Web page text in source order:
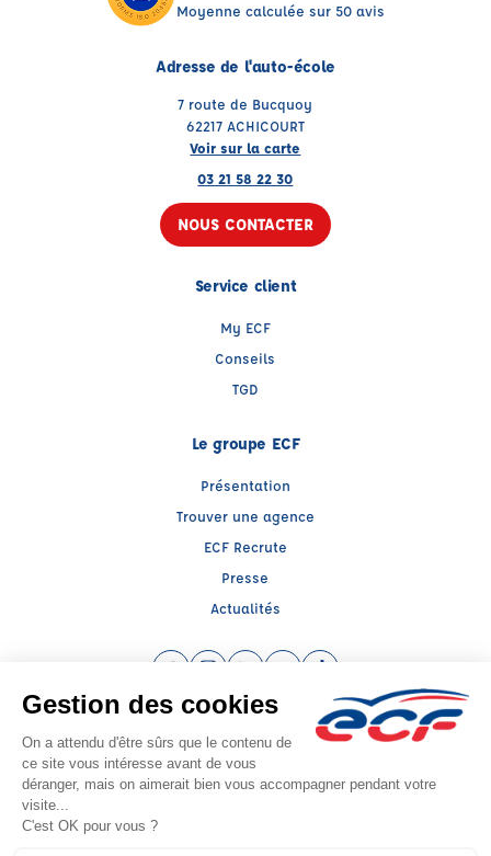
Moyenne calculée sur 50 avis
Adresse de l'auto-école
7 route de Bucquoy
62217 ACHICOURT
Voir sur la carte
03 21 58 22 30
NOUS CONTACTER
Service client
My ECF
Conseils
TGD
Le groupe ECF
Présentation
Trouver une agence
ECF Recrute
Presse
Actualités
Instagram (nouvelle fenêtre)
LinkedIn (nouvelle fenêtre)
YouTube (nouvelle fenêtre)
TikTok (nouvelle
Raison sociale : CENTRE DE FORMATION MALBRANCQ - Capital social: 30000€
SIREN: 879287332 - Numéro de TVA intracommunautaire: FR67879287332
Agrément n°E2306200070
Siège social : 72, Avenue de Lobbedez , ARRAS (62000) - Représentant légal :